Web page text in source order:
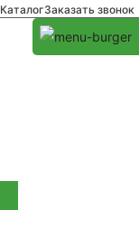
КаталогЗаказать звонок